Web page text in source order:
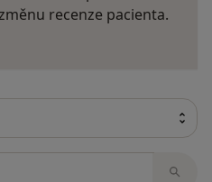
recenze pacienta.